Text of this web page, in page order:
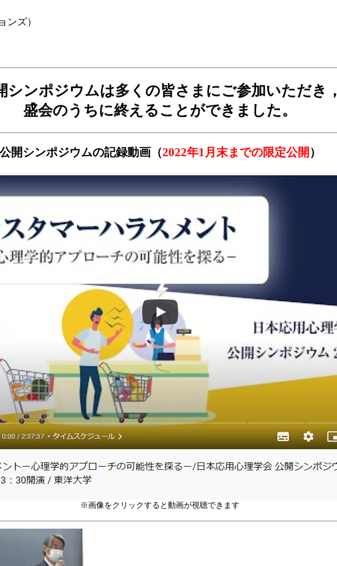
ンズ）
シンポジウムは多くの皆さまにご参加いただき，
盛会のうちに終えることができました。
公開シンポジウムの記録動画（2022年1月末までの限定公開 ）
※画像をクリックすると動画が視聴できます